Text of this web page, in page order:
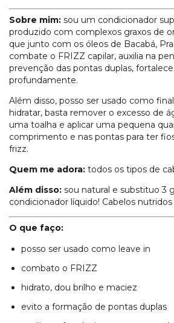
Sobre mim: sou um condicionador
produzido com complexos graxos de
que junto com os óleos de Bacabá,
combate o FRIZZ capilar, auxilia na
prevenção das pontas duplas,
profundamente.
Além disso, posso ser usado como
hidratar, basta remover o excesso de
uma toalha e aplicar uma pequena
comprimento e nas pontas para ter
frizz.
Quem me adora: todos os tipos de
Além disso: sou natural e substituo 3
condicionador líquido! Cabelos
O que faço:
posso ser usado como leave in
combato o FRIZZ
hidrato, dou brilho e maciez
evito a formação de pontas duplas